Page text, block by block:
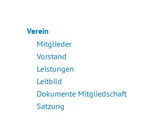
Verein
Mitglieder
Vorstand
Leistungen
Leitbild
Dokumente Mitgliedschaft
Satzung